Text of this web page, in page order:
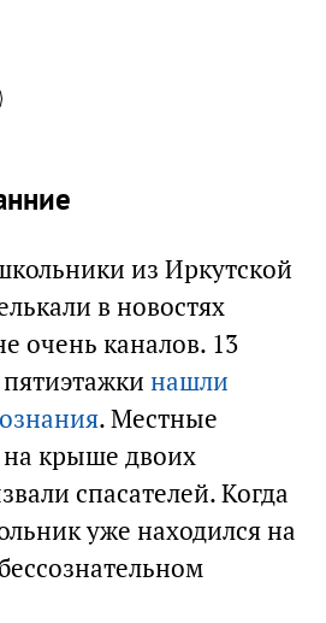
из Иркутской
в новостях
очень каналов. 13
нашли
. Местные
крыше двоих
спасателей. Когда
уже находился на